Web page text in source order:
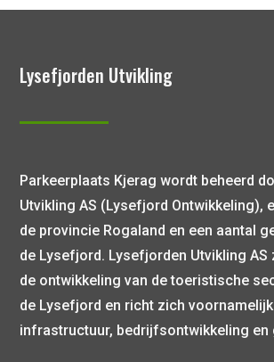
Lysefjorden Utvikling
Parkeerplaats Kjerag wordt beheerd
Utvikling AS (Lysefjord Ontwikkeling),
de provincie Rogaland en een aantal
de Lysefjord. Lysefjorden Utvikling
de ontwikkeling van de toeristische
de Lysefjord en richt zich
infrastructuur, bedrijfsontwikkeling en